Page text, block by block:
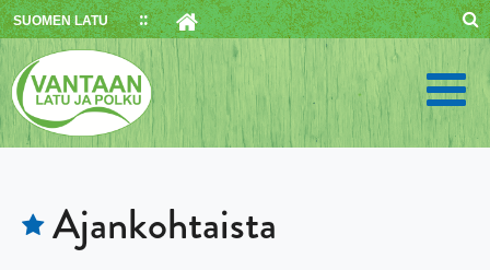
Skip
to
content
SUOMEN LATU
Ajankohtaista